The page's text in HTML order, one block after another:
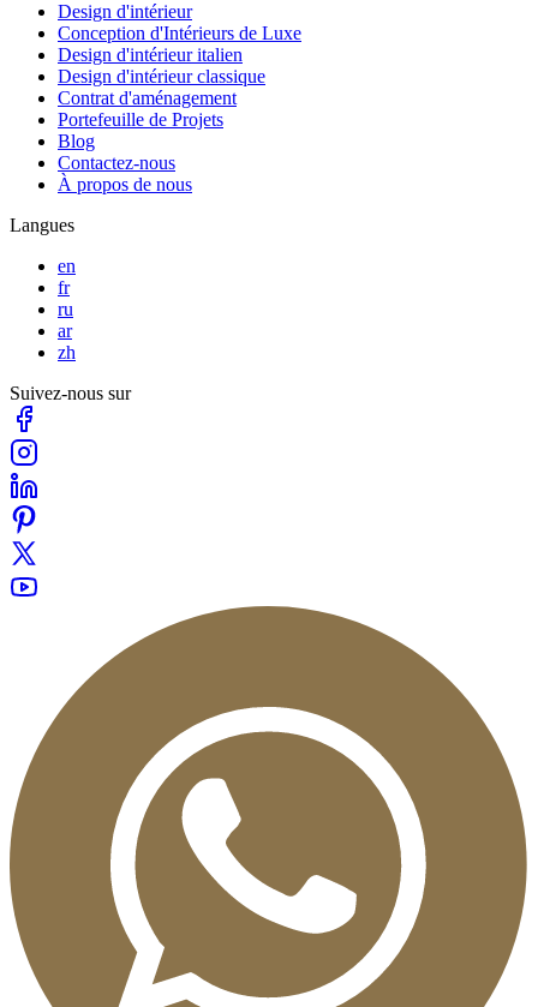
Design d'intérieur
Conception d'Intérieurs de Luxe
Design d'intérieur italien
Design d'intérieur classique
Contrat d'aménagement
Portefeuille de Projets
Blog
Contactez-nous
À propos de nous
Langues
en
fr
ru
ar
zh
Suivez-nous sur